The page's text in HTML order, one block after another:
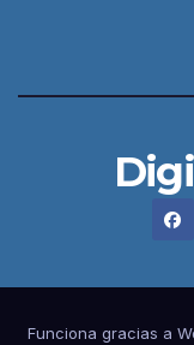
Funciona gracias a